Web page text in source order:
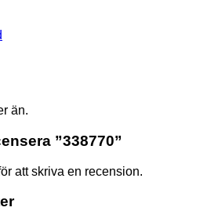
än.
”338770”
att skriva en recension.